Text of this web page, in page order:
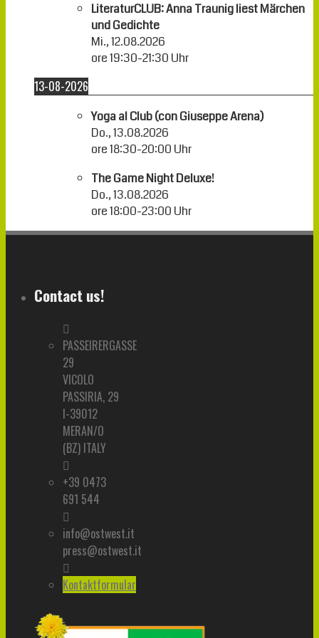
LiteraturCLUB: Anna Traunig liest Märchen
und Gedichte
Mi., 12.08.2026
ore19:30-21:30 Uhr
13-08-2026
Yoga al Club (con Giuseppe Arena)
Do., 13.08.2026
ore18:30-20:00 Uhr
The Game Night Deluxe!
Do., 13.08.2026
ore18:00-23:00 Uhr
Contact us!
PASSEIRERGASSE
29
VICOLO
PASSIRIA, 29
I-39012
MERAN/O
(BZ) ITALY
+39 0473
691 544
info@ostwest.it
press@ostwest.it
Kontaktformular